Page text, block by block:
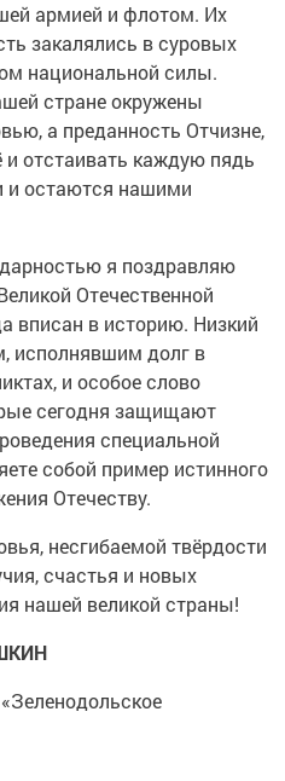
армией и флотом. Их
закалялись в суровых
национальной силы.
стране окружены
а преданность Отчизне,
отстаивать каждую пядь
и остаются нашими
я поздравляю
Отечественной
вписан в историю. Низкий
исполнявшим долг в
и особое слово
сегодня защищают
специальной
собой пример истинного
Отечеству.
несгибаемой твёрдости
счастья и новых
нашей великой страны!